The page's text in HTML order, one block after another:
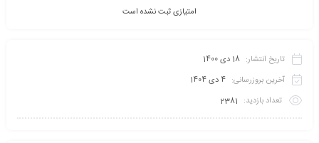
امتیازی ثبت نشده است
تاریخ انتشار: 18 دی 1400
آخرین بروزرسانی: 4 دی 1404
تعداد بازدید: 2381